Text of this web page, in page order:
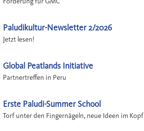
Paludikultur-Newsletter 2/2026
Jetzt lesen!
Global Peatlands Initiative
Partnertreffen in Peru
Erste Paludi-Summer School
Torf unter den Fingernägeln, neue Ideen im Kopf